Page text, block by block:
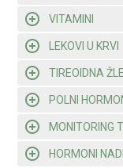
VITAMINI
LEKOVI U KRVI
TIREOIDNA
POLNI
MONITORING
HORMONI